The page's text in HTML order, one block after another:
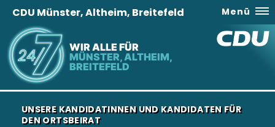
WIR ALLE FÜR
MÜNSTER, ALTHEIM,
BREITEFELD
CDU Münster, Altheim, Breitefeld Menü
UNSERE KANDIDATINNEN UND KANDIDATEN FÜR
DEN ORTSBEIRAT